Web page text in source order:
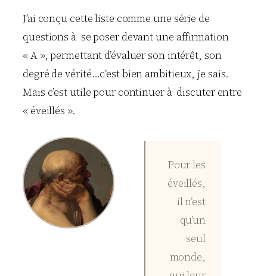
J’ai conçu cette liste comme une série de
questions à se poser devant une affirmation
« A », permettant d’évaluer son intérêt, son
degré de vérité…c’est bien ambitieux, je sais.
Mais c’est utile pour continuer à discuter entre
« éveillés ».
Pour les
éveillés,
il n’est
qu’un
seul
monde,